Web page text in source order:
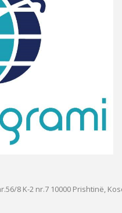
8 K-2 nr.7 10000 Prishtinë,